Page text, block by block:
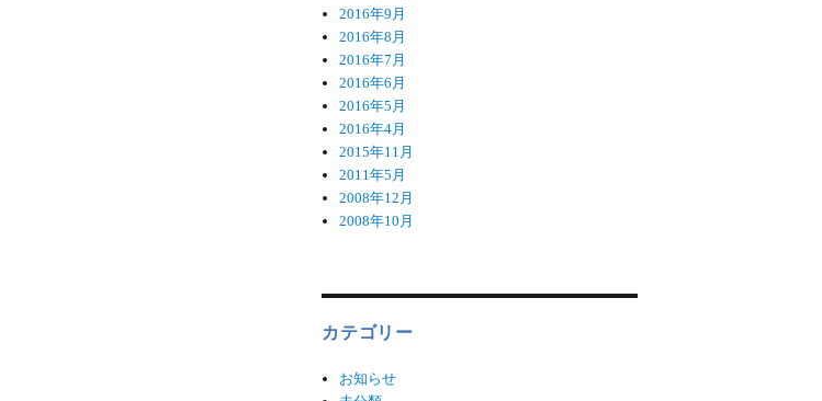
2016年9月
2016年8月
2016年7月
2016年6月
2016年5月
2016年4月
2015年11月
2011年5月
2008年12月
2008年10月
カテゴリー
お知らせ